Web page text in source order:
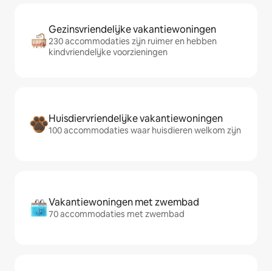
Gezinsvriendelijke vakantiewoningen
230 accommodaties zijn ruimer en hebben
kindvriendelijke voorzieningen
Huisdiervriendelijke vakantiewoningen
100 accommodaties waar huisdieren welkom zijn
Vakantiewoningen met zwembad
70 accommodaties met zwembad